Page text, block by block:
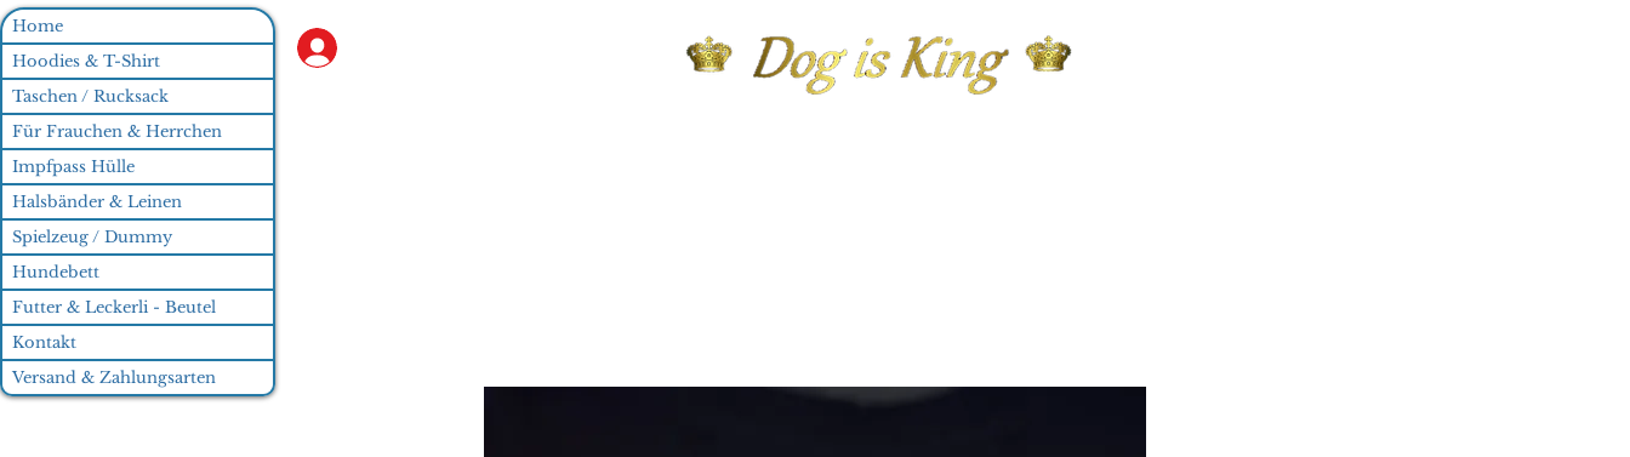
Home
Hoodies & T-Shirt
Taschen / Rucksack
Für Frauchen & Herrchen
Impfpass Hülle
Halsbänder & Leinen
Spielzeug / Dummy
Hundebett
Futter & Leckerli - Beutel
Kontakt
Versand & Zahlungsarten